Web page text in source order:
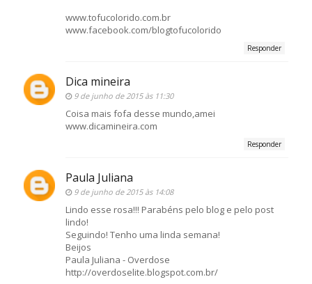
www.tofucolorido.com.br
www.facebook.com/blogtofucolorido
Responder
Dica mineira
9 de junho de 2015 às 11:30
Coisa mais fofa desse mundo,amei
www.dicamineira.com
Responder
Paula Juliana
9 de junho de 2015 às 14:08
Lindo esse rosa!!! Parabéns pelo blog e pelo post
lindo!
Seguindo! Tenho uma linda semana!
Beijos
Paula Juliana - Overdose
http://overdoselite.blogspot.com.br/